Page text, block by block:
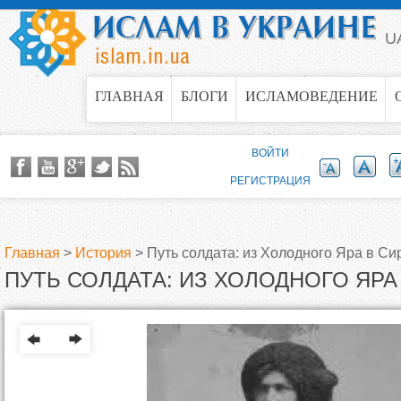
Jump to navigation
ГЛАВНАЯ БЛОГИ ИСЛАМОВЕДЕНИЕ
В
Главная > История > Путь солдата: из Холодного Яра в
ПУТЬ СОЛДАТА: ИЗ ХОЛОДНОГО
ВОЙТИ
РЕГИСТРАЦИЯ